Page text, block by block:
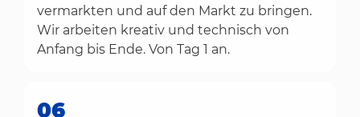
vermarkten und auf den Markt zu bringen.
Wir arbeiten kreativ und technisch von
Anfang bis Ende. Von Tag 1 an.
06